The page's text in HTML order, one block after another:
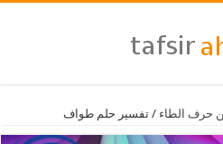
حرف الطاء / تفسير حلم طواف